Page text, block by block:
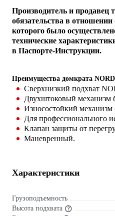
Производитель и продавец
обязательства в
которого было
технические
в Паспорте-Инструкции.
Преимущества домкрата
Сверхнизкий подхват
Двухштоковый механизм
Износостойкий механизм
Для профессионального
Клапан защиты от
Маневренный.
Характеристики
Грузоподъемность
Высота подхвата